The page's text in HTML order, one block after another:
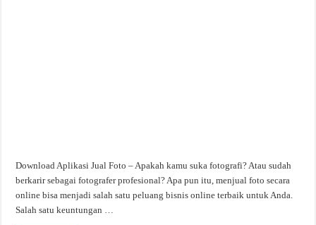
Download Aplikasi Jual Foto – Apakah kamu suka fotografi? Atau sudah
berkarir sebagai fotografer profesional? Apa pun itu, menjual foto secara
online bisa menjadi salah satu peluang bisnis online terbaik untuk Anda.
Salah satu keuntungan …